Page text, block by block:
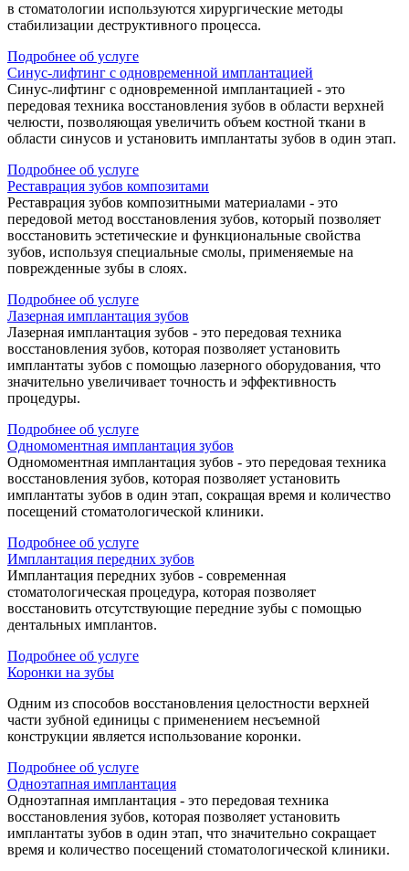
в стоматологии используются хирургические методы
стабилизации деструктивного процесса.
Подробнее об услуге
Синус-лифтинг с одновременной имплантацией
Синус-лифтинг с одновременной имплантацией - это
передовая техника восстановления зубов в области верхней
челюсти, позволяющая увеличить объем костной ткани в
области синусов и установить имплантаты зубов в один этап.
Подробнее об услуге
Реставрация зубов композитами
Реставрация зубов композитными материалами - это
передовой метод восстановления зубов, который позволяет
восстановить эстетические и функциональные свойства
зубов, используя специальные смолы, применяемые на
поврежденные зубы в слоях.
Подробнее об услуге
Лазерная имплантация зубов
Лазерная имплантация зубов - это передовая техника
восстановления зубов, которая позволяет установить
имплантаты зубов с помощью лазерного оборудования, что
значительно увеличивает точность и эффективность
процедуры.
Подробнее об услуге
Одномоментная имплантация зубов
Одномоментная имплантация зубов - это передовая техника
восстановления зубов, которая позволяет установить
имплантаты зубов в один этап, сокращая время и количество
посещений стоматологической клиники.
Подробнее об услуге
Имплантация передних зубов
Имплантация передних зубов - современная
стоматологическая процедура, которая позволяет
восстановить отсутствующие передние зубы с помощью
дентальных имплантов.
Подробнее об услуге
Коронки на зубы
Одним из способов восстановления целостности верхней
части зубной единицы с применением несъемной
конструкции является использование коронки.
Подробнее об услуге
Одноэтапная имплантация
Одноэтапная имплантация - это передовая техника
восстановления зубов, которая позволяет установить
имплантаты зубов в один этап, что значительно сокращает
время и количество посещений стоматологической клиники.